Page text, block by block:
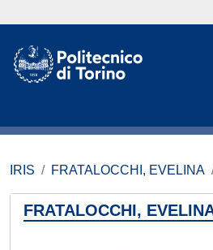
IRIS FRATALOCCHI, EVELINA
FRATALOCCHI,